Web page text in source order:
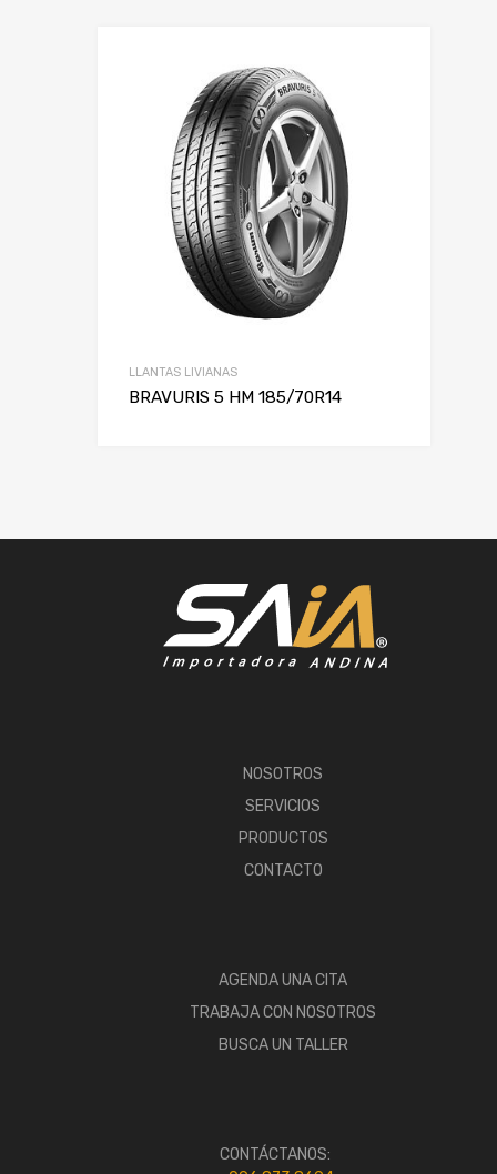
LLANTAS LIVIANAS
BRAVURIS 5 HM 185/70R14
NOSOTROS
SERVICIOS
PRODUCTOS
CONTACTO
AGENDA UNA CITA
TRABAJA CON NOSOTROS
BUSCA UN TALLER
CONTÁCTANOS: